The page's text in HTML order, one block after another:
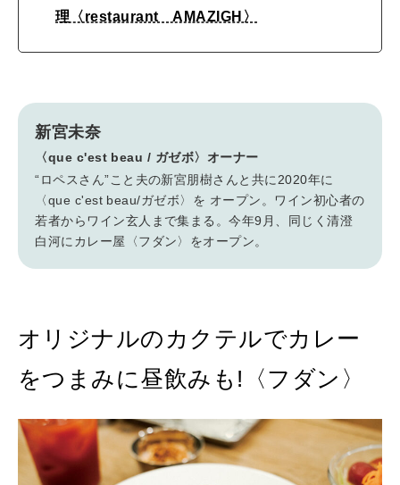
理〈restaurant AMAZIGH〉
新宮未奈
〈que c'est beau / ガゼボ〉オーナー
“ロペスさん”こと夫の新宮朋樹さんと共に2020年に
〈que c'est beau/ガゼボ〉を オープン。ワイン初心者の
若者からワイン玄人まで集まる。今年9月、同じく清澄
白河にカレー屋〈フダン〉をオープン。
オリジナルのカクテルでカレー
をつまみに昼飲みも!〈フダン〉